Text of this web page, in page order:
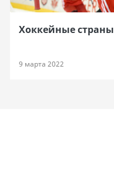
Хоккейные страны
9 марта 2022